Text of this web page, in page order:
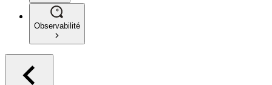
Observabilité